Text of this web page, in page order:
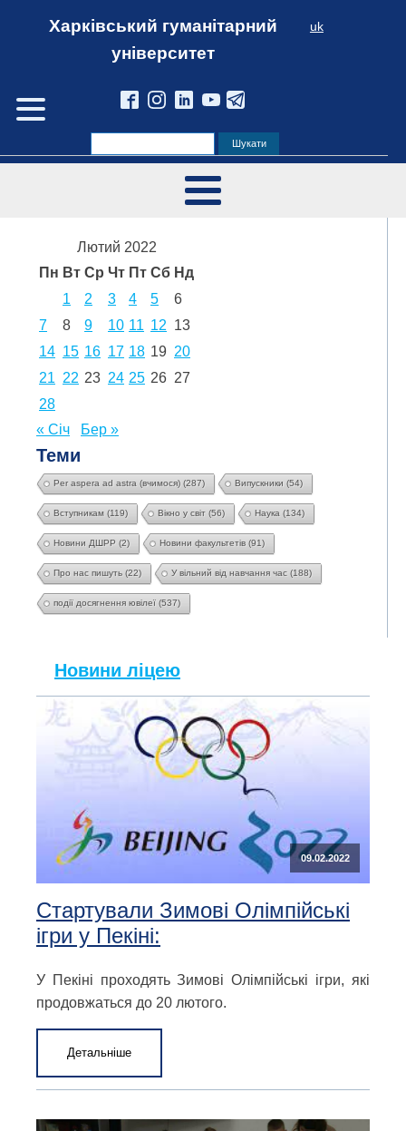
Харківський гуманітарний
університет
uk
Лютий 2022
Пн Вт Ср Чт Пт Сб Нд
1
2 3 4 5
6
7
8 9 10 11 12 13
14 15 16 17 18 19 20
21 22 23 24 25 26 27
28
« Січ
Бер »
Теми
Per aspera ad astra (вчимося) (287) Випускники (54)
Вступникам (119) Вікно у світ (56) Наука (134)
Новини ДШРР (2) Новини факультетів (91)
Про нас пишуть (22) У вільний від навчання час (188)
події досягнення ювілеї (537)
Новини ліцею
09.02.2022
Стартували Зимові Олімпійські
ігри у Пекіні:
У Пекіні проходять Зимові Олімпійські ігри, які
продовжаться до 20 лютого.
Детальніше